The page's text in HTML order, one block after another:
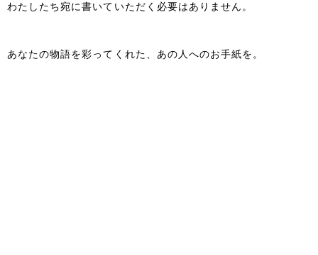
わたしたち宛に書いていただく必要はありません。
あなたの物語を彩ってくれた、あの人へのお手紙を。